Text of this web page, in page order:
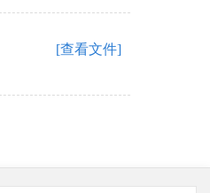
[查看文件]